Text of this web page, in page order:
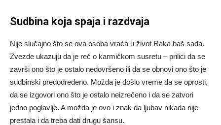
Sudbina koja spaja i razdvaja
Nije slučajno što se ova osoba vraća u život Raka baš sada.
Zvezde ukazuju da je reč o karmičkom susretu – prilici da se
završi ono što je ostalo nedovršeno ili da se obnovi ono što je
sudbinski predodređeno. Možda je došlo vreme da se oprosti,
da se izgovori ono što je ostalo neizrečeno i da se zatvori
jedno poglavlje. A možda je ovo i znak da ljubav nikada nije
prestala i da treba dati drugu šansu.